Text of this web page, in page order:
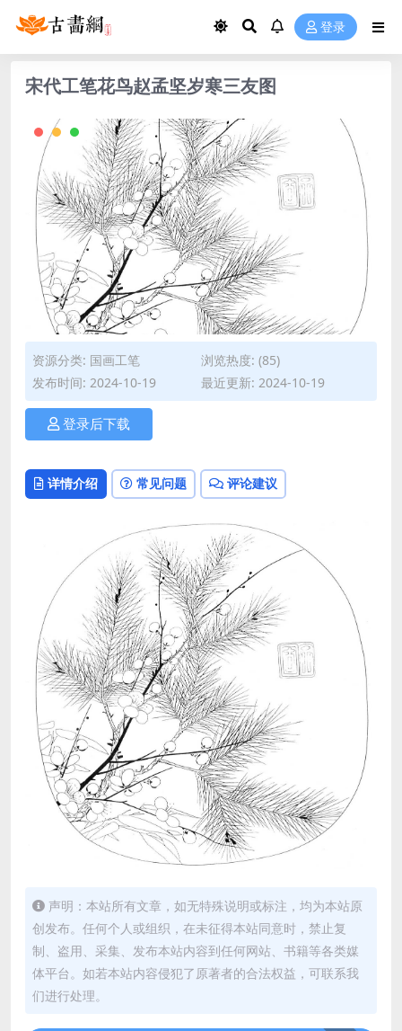
登录
宋代工笔花鸟赵孟坚岁寒三友图
资源分类: 国画工笔
浏览热度: (85)
发布时间: 2024-10-19
最近更新: 2024-10-19
登录后下载
详情介绍 常见问题 评论建议
声明：本站所有文章，如无特殊说明或标注，均为本站原
创发布。任何个人或组织，在未征得本站同意时，禁止复
制、盗用、采集、发布本站内容到任何网站、书籍等各类媒
体平台。如若本站内容侵犯了原著者的合法权益，可联系我
们进行处理。